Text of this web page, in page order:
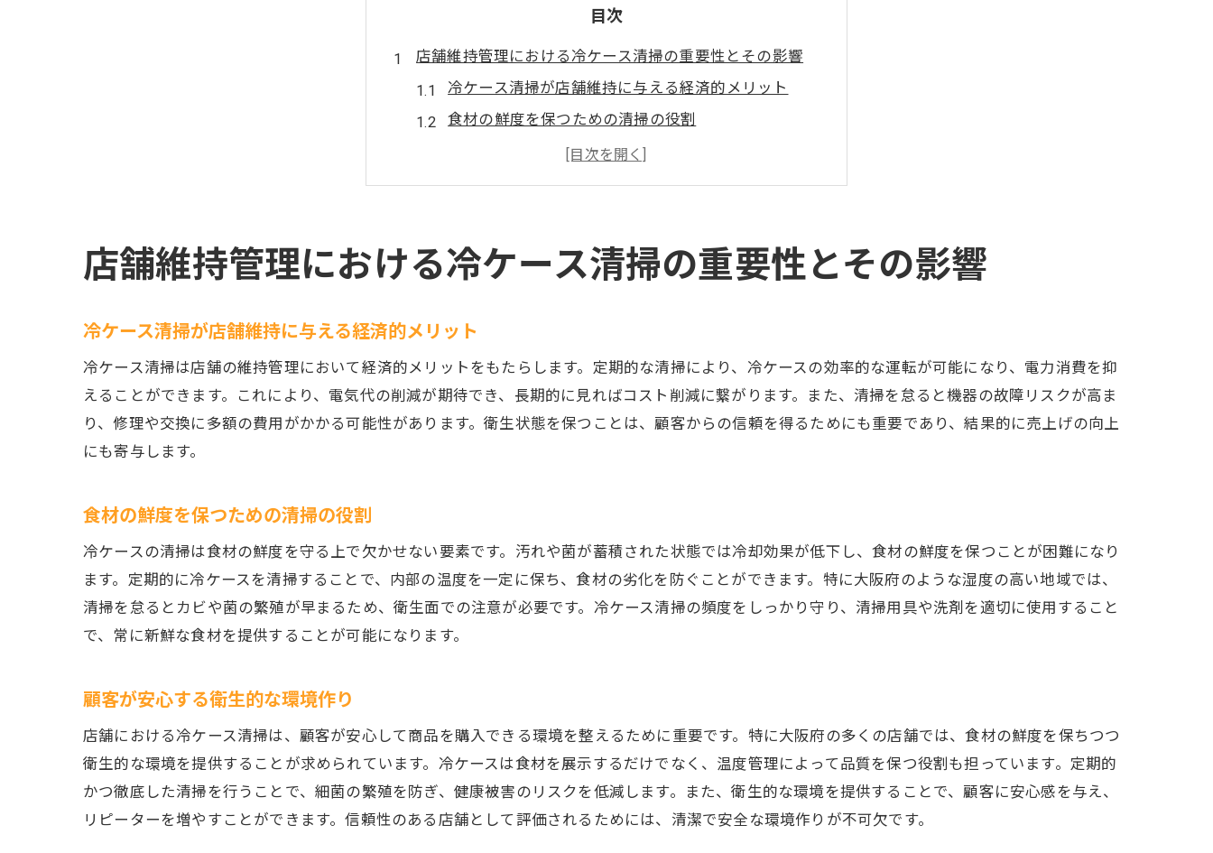
目次
店舗維持管理における冷ケース清掃の重要性とその影響
冷ケース清掃が店舗維持に与える経済的メリット
食材の鮮度を保つための清掃の役割
顧客が安心する衛生的な環境作り
スタッフのモチベーション向上への寄与
地域社会への貢献としての衛生管理
大阪府の店舗で冷ケース清掃を行うための基本手順
適切な清掃手順と各ステップの説明
清掃時に注意すべき安全対策
使用する洗剤とその選び方
清掃後の点検方法と結果の評価
季節や使用頻度に応じた清掃頻度の見直し
顧客のフィードバックを反映した柔軟なスケジュール
揃えておくべき基本的な清掃道具一覧
最新の清掃技術を取り入れるメリット
道具選びのポイントとその応用
店舗維持管理における冷ケース清掃の重要性とその影響
冷ケース清掃が店舗維持に与える経済的メリット
冷ケース清掃は店舗の維持管理において経済的メリットをもたらします。定期的な清掃により、冷ケースの効率的な運転が可能になり、電力消費を抑
えることができます。これにより、電気代の削減が期待でき、長期的に見ればコスト削減に繋がります。また、清掃を怠ると機器の故障リスクが高ま
り、修理や交換に多額の費用がかかる可能性があります。衛生状態を保つことは、顧客からの信頼を得るためにも重要であり、結果的に売上げの向上
にも寄与します。
食材の鮮度を保つための清掃の役割
冷ケースの清掃は食材の鮮度を守る上で欠かせない要素です。汚れや菌が蓄積された状態では冷却効果が低下し、食材の鮮度を保つことが困難になり
ます。定期的に冷ケースを清掃することで、内部の温度を一定に保ち、食材の劣化を防ぐことができます。特に大阪府のような湿度の高い地域では、
清掃を怠るとカビや菌の繁殖が早まるため、衛生面での注意が必要です。冷ケース清掃の頻度をしっかり守り、清掃用具や洗剤を適切に使用すること
で、常に新鮮な食材を提供することが可能になります。
顧客が安心する衛生的な環境作り
店舗における冷ケース清掃は、顧客が安心して商品を購入できる環境を整えるために重要です。特に大阪府の多くの店舗では、食材の鮮度を保ちつつ
衛生的な環境を提供することが求められています。冷ケースは食材を展示するだけでなく、温度管理によって品質を保つ役割も担っています。定期的
かつ徹底した清掃を行うことで、細菌の繁殖を防ぎ、健康被害のリスクを低減します。また、衛生的な環境を提供することで、顧客に安心感を与え、
リピーターを増やすことができます。信頼性のある店舗として評価されるためには、清潔で安全な環境作りが不可欠です。